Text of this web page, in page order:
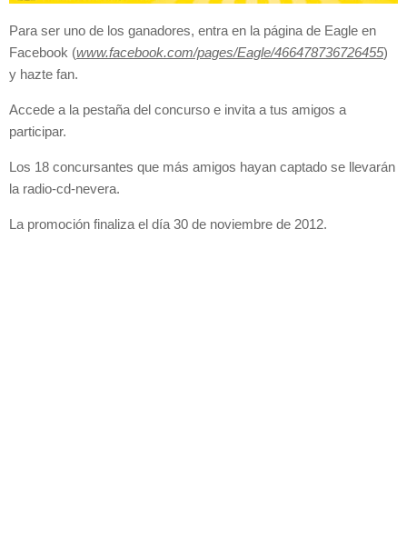
Para ser uno de los ganadores, entra en la página de Eagle en
Facebook (www.facebook.com/pages/Eagle/466478736726455)
y hazte fan.
Accede a la pestaña del concurso e invita a tus amigos a
participar.
Los 18 concursantes que más amigos hayan captado se llevarán
la radio-cd-nevera.
La promoción finaliza el día 30 de noviembre de 2012.